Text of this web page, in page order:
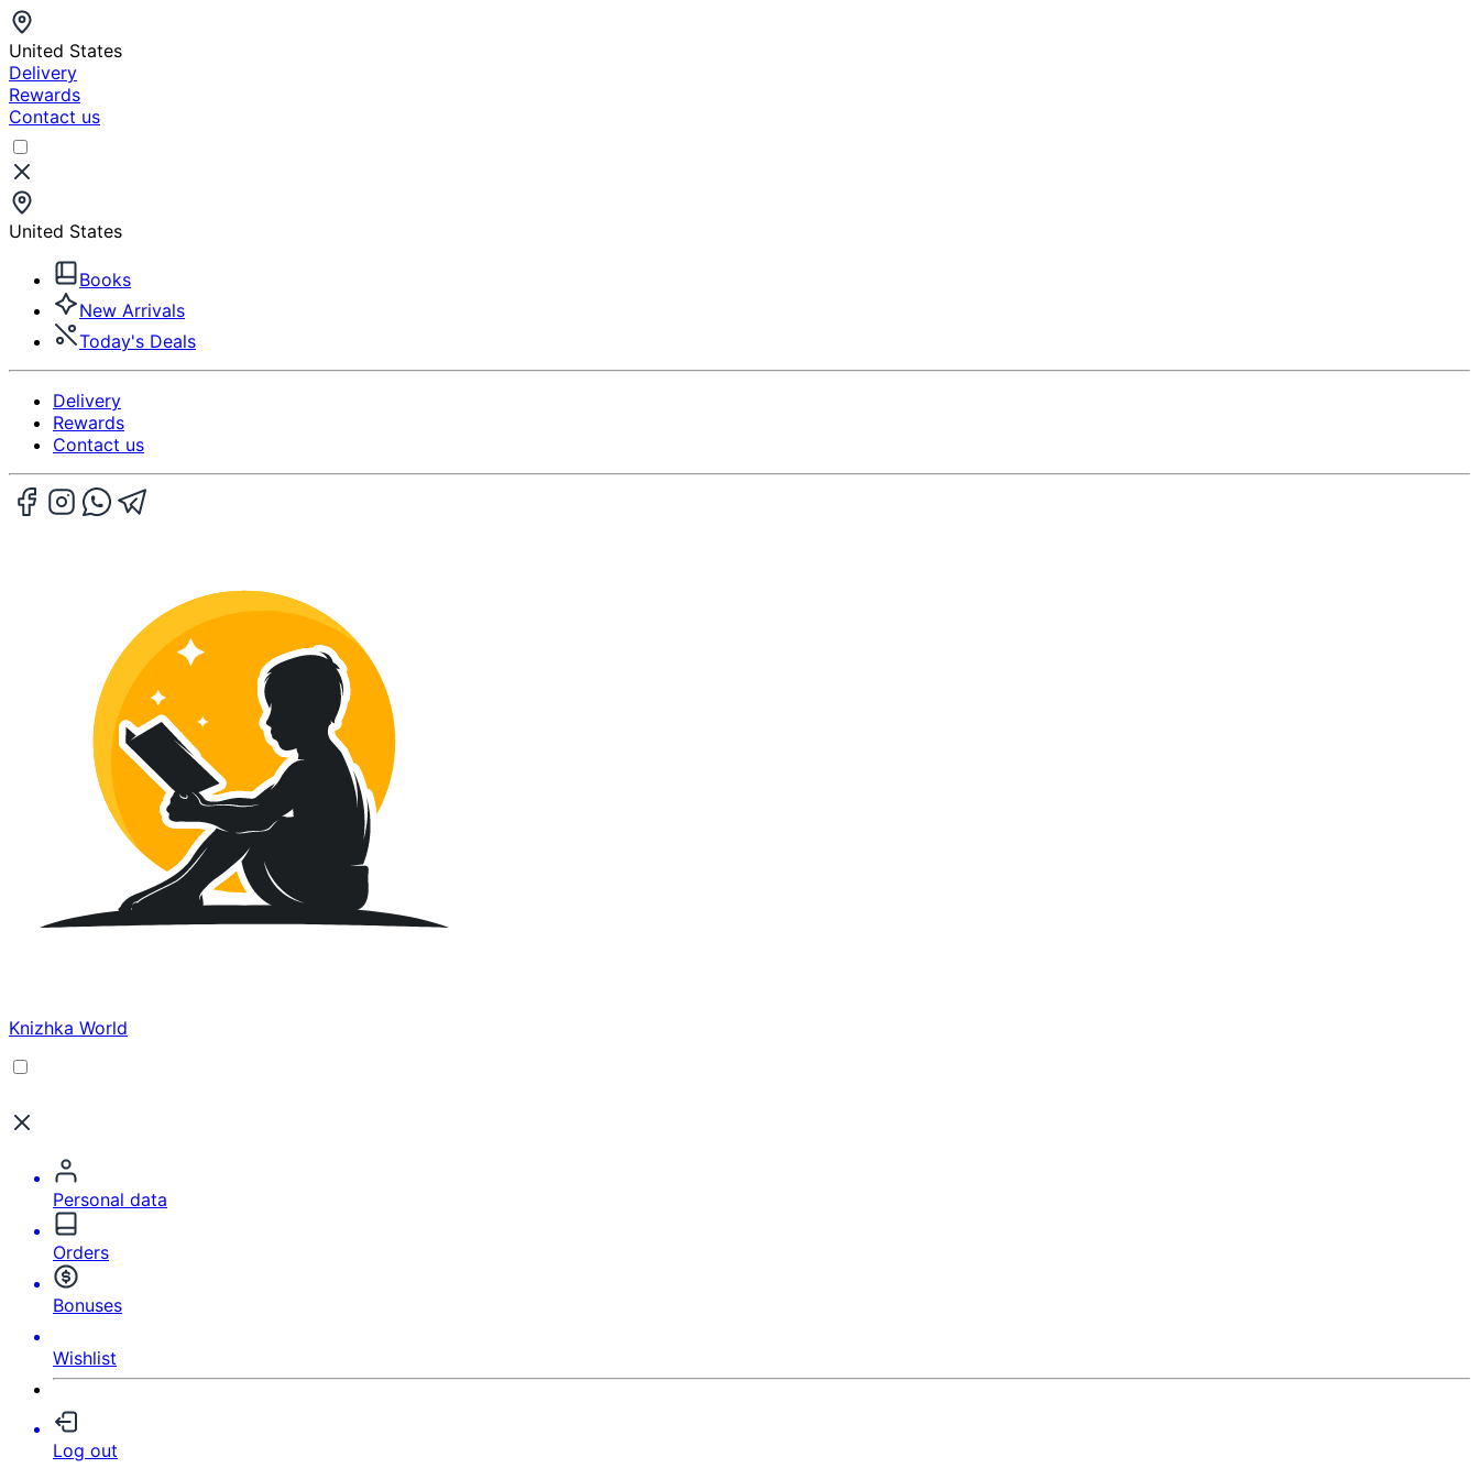
United States
Delivery
Rewards
Contact us
United States
Books
New Arrivals
Today's Deals
Delivery
Rewards
Contact us
Knizhka World
Personal data
Orders
Bonuses
Wishlist
Log out